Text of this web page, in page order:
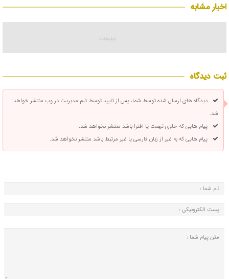
اخبار مشابه
ثبت دیدگاه
دیدگاه های ارسال شده توسط شما، پس از تایید توسط تیم مدیریت در وب منتشر خواهد
شد.
پیام هایی که حاوی تهمت یا افترا باشد منتشر نخواهد شد.
پیام هایی که به غیر از زبان فارسی یا غیر مرتبط باشد منتشر نخواهد شد.